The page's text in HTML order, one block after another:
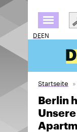
DEEN
Startseite
Berlin